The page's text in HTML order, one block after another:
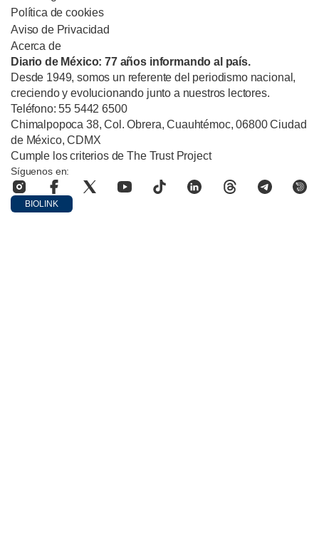
Política de cookies
Aviso de Privacidad
Acerca de
Diario de México: 77 años informando al país.
Desde 1949, somos un referente del periodismo nacional,
creciendo y evolucionando junto a nuestros lectores.
Teléfono: 55 5442 6500
Chimalpopoca 38, Col. Obrera, Cuauhtémoc, 06800 Ciudad
de México, CDMX
Cumple los criterios de The Trust Project
Síguenos en:
BIOLINK